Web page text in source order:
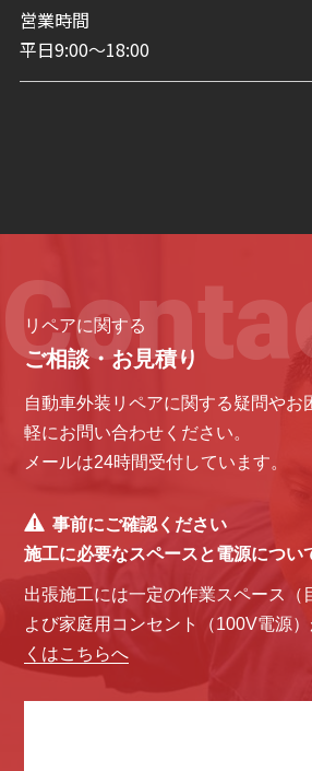
営業時間
平日9:00〜18:00
リペアに関する
ご相談・お見積り
自動車外装リペアに関する疑問やお
軽にお問い合わせください。
メールは24時間受付しています。
事前にご確認ください
施工に必要なスペースと電源につい
出張施工には一定の作業スペース（
よび家庭用コンセント（100V電源
くはこちらへ